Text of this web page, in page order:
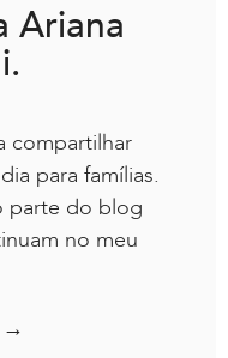
Ariana
compartilhar
para famílias.
parte do blog
no meu
→